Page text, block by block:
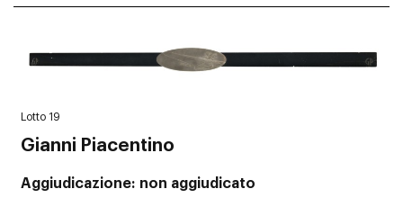
Lotto 19
Gianni Piacentino
Aggiudicazione non aggiudicato